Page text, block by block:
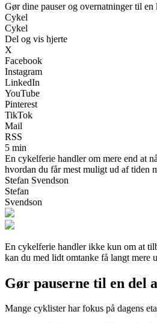
Gør dine pauser og overnatninger til
Cykel
Cykel
Del og vis hjerte
X
Facebook
Instagram
LinkedIn
YouTube
Pinterest
TikTok
Mail
RSS
5 min
En cykelferie handler om mere end at
hvordan du får mest muligt ud af tiden
Stefan Svendson
Stefan
Svendson
En cykelferie handler ikke kun om at
kan du med lidt omtanke få langt mere
Gør pauserne til en del
Mange cyklister har fokus på dagens